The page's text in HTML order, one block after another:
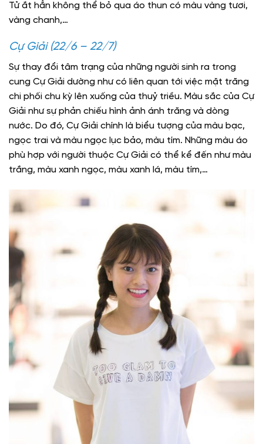
Tử ắt hẳn không thể bỏ qua áo thun có màu vàng tươi,
vàng chanh,…
Cự Giải (22/6 – 22/7)
Sự thay đổi tâm trạng của những người sinh ra trong
cung Cự Giải dường như có liên quan tới việc mặt trăng
chi phối chu kỳ lên xuống của thuỷ triều. Màu sắc của Cự
Giải như sự phản chiếu hình ảnh ánh trăng và dòng
nước. Do đó, Cự Giải chính là biểu tượng của màu bạc,
ngọc trai và màu ngọc lục bảo, màu tím. Những màu áo
phù hợp với người thuộc Cự Giải có thể kể đến như màu
trắng, màu xanh ngọc, màu xanh lá, màu tím,…